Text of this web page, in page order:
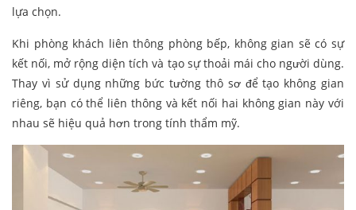
lựa chọn.
Khi phòng khách liên thông phòng bếp, không gian sẽ có sự
kết nối, mở rộng diện tích và tạo sự thoải mái cho người dùng.
Thay vì sử dụng những bức tường thô sơ để tạo không gian
riêng, bạn có thể liên thông và kết nối hai không gian này với
nhau sẽ hiệu quả hơn trong tính thẩm mỹ.